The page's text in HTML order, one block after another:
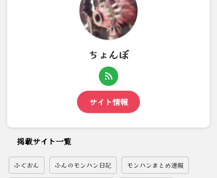
ちょんぼ
サイト情報
掲載サイト一覧
ふぐおん ふんのモンハン日記 モンハンまとめ速報